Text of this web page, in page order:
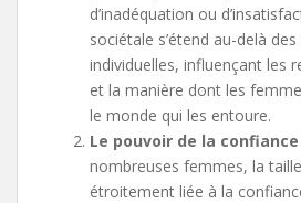
d’inadéquation ou
sociétale s’étend au-delà
individuelles, influençant les
et la manière dont les
le monde qui les entoure.
Le pouvoir de la confiance
nombreuses femmes, la
étroitement liée à la